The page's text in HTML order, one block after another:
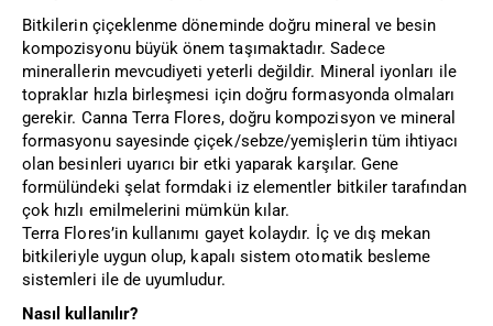
Bitkilerin çiçeklenme döneminde doğru mineral ve besin
kompozisyonu büyük önem taşımaktadır. Sadece
minerallerin mevcudiyeti yeterli değildir. Mineral iyonları ile
topraklar hızla birleşmesi için doğru formasyonda olmaları
gerekir. Canna Terra Flores, doğru kompozisyon ve mineral
formasyonu sayesinde çiçek/sebze/yemişlerin tüm ihtiyacı
olan besinleri uyarıcı bir etki yaparak karşılar. Gene
formülündeki şelat formdaki iz elementler bitkiler tarafından
çok hızlı emilmelerini mümkün kılar.
Terra Flores’in kullanımı gayet kolaydır. İç ve dış mekan
bitkileriyle uygun olup, kapalı sistem otomatik besleme
sistemleri ile de uyumludur.
Nasıl kullanılır?